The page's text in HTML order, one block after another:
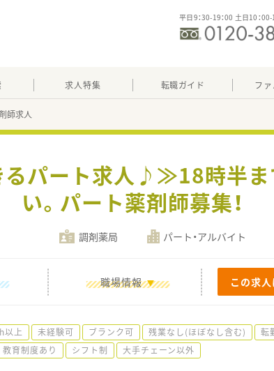
平日9：30-19：00 土日10：00-
求人特集 転職ガイド フ
師求人
るパート求人♪≫18時半ま
い。パート薬剤師募集！
調剤薬局 パート・アルバイト
職場情報 この求
以上 未経験可 ブランク可 残業なし(ほぼなし含む) 転
教育制度あり シフト制 大手チェーン以外